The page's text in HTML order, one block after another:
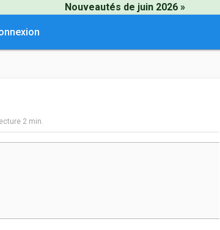
Nouveautés de juin 2026 »
lecture 2 min.